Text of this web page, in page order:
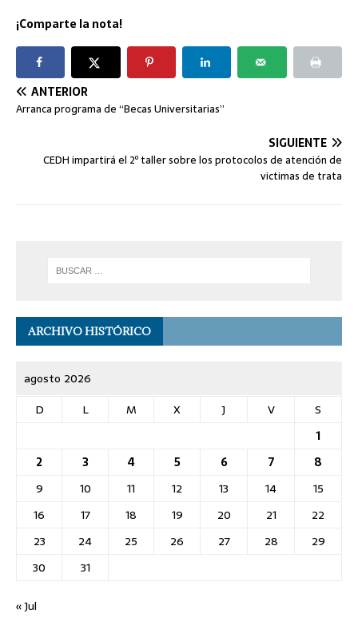
¡Comparte la nota!
ANTERIOR
Arranca programa de “Becas Universitarias”
SIGUIENTE
CEDH impartirá el 2º taller sobre los protocolos de atención de
victimas de trata
ARCHIVO HISTÓRICO
agosto 2026
D
L M X J V
S
1
2
3 4 5 6 7
8
9
10 11 12 13 14
15
16
17 18 19 20 21
22
23
24 25 26 27 28
29
30
31
« Jul